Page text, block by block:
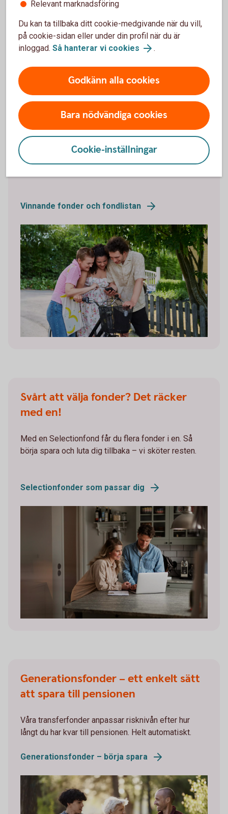
Investeringar innebär en risk. Fonder kan öka och minska
kraftigt i värde. Faktablad och informationsbroschyr
finns iFondlistan .
Du kanske också är intresserad av
Fonder med bäst avkastning
Vill du veta vilka fonder som presterar bäst över tid?
Vinnande fonder och fondlistan
Svårt att välja fonder? Det räcker
med en!
Med en Selectionfond får du flera fonder i en. Så
börja spara och luta dig tillbaka – vi sköter resten.
Selectionfonder som passar dig
Generationsfonder – ett enkelt sätt
att spara till pensionen
Våra transferfonder anpassar risknivån efter hur
långt du har kvar till pensionen. Helt automatiskt.
Generationsfonder – börja spara
Relevant marknadsföring
Du kan ta tillbaka ditt cookie-medgivande när du vill,
på cookie-sidan eller under din profil när du är
inloggad. Så hanterar vi cookies .
Godkänn alla cookies
Bara nödvändiga cookies
Cookie-inställningar